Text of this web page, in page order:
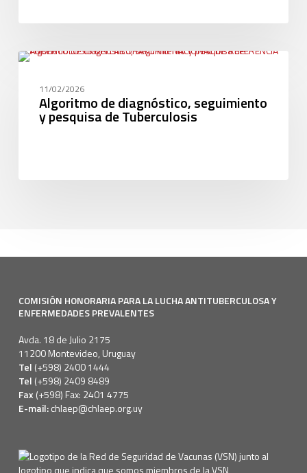
11/02/2026
Algoritmo de diagnóstico, seguimiento
y pesquisa de Tuberculosis
COMISIÓN HONORARIA PARA LA LUCHA ANTITUBERCULOSA Y
ENFERMEDADES PREVALENTES
Avda. 18 de Julio 2175
11200 Montevideo, Uruguay
Tel (+598) 2400 1444
Tel (+598) 2409 8489
Fax (+598) Fax: 2401 4775
E-mail:chlaep@chlaep.org.uy